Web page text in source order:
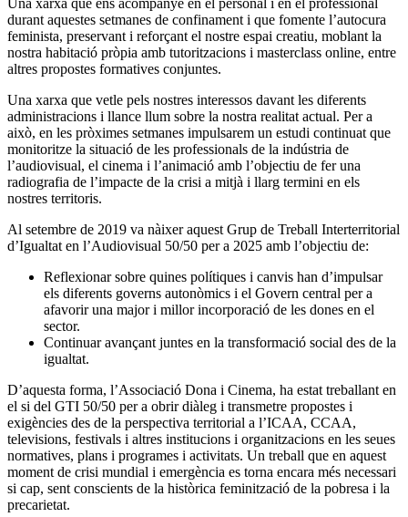
durant aquestes setmanes de confinament i que fomente l’autocura
feminista, preservant i reforçant el nostre espai creatiu, moblant la
nostra habitació pròpia amb tutoritzacions i masterclass online, entre
altres propostes formatives conjuntes.
Una xarxa que vetle pels nostres interessos davant les diferents
administracions i llance llum sobre la nostra realitat actual. Per a
això, en les pròximes setmanes impulsarem un estudi continuat que
monitoritze la situació de les professionals de la indústria de
l’audiovisual, el cinema i l’animació amb l’objectiu de fer una
radiografia de l’impacte de la crisi a mitjà i llarg termini en els
nostres territoris.
Al setembre de 2019 va nàixer aquest Grup de Treball Interterritorial
d’Igualtat en l’Audiovisual 50/50 per a 2025 amb l’objectiu de:
Reflexionar sobre quines polítiques i canvis han d’impulsar
els diferents governs autonòmics i el Govern central per a
afavorir una major i millor incorporació de les dones en el
sector.
Continuar avançant juntes en la transformació social des de la
igualtat.
D’aquesta forma, l’Associació Dona i Cinema, ha estat treballant en
el si del GTI 50/50 per a obrir diàleg i transmetre propostes i
exigències des de la perspectiva territorial a l’ICAA, CCAA,
televisions, festivals i altres institucions i organitzacions en les seues
normatives, plans i programes i activitats. Un treball que en aquest
moment de crisi mundial i emergència es torna encara més necessari
si cap, sent conscients de la històrica feminització de la pobresa i la
precarietat.